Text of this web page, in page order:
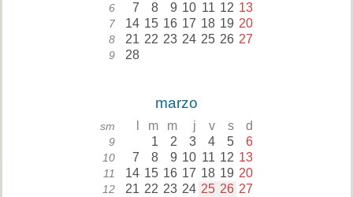
6 7 8 9 10 11 12 13
7 14 15 16 17 18 19 20
8 21 22 23 24 25 26 27
9 28
marzo
sm m m j v s d
9 1 2 3 4 5 6
10 7 8 9 10 11 12 13
11 14 15 16 17 18 19 20
12 21 22 23 24 25 26 27